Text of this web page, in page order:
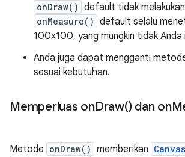
onDraw() default tidak
onMeasure() default selalu
100x100, yang mungkin tidak Anda
Anda juga dapat mengganti
sesuai kebutuhan.
Memperluas onDraw() dan on
Metode onDraw() memberikan Canvas